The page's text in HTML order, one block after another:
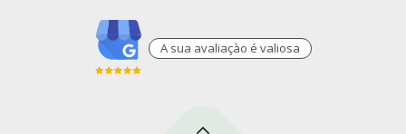
A sua avaliaçào é valiosa